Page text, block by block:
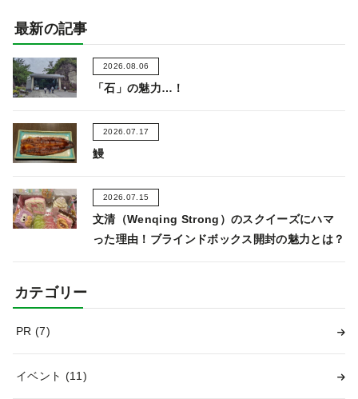
最新の記事
2026.08.06
「石」の魅力…！
2026.07.17
鰻
2026.07.15
文清（Wenqing Strong）のスクイーズにハマ
った理由！ブラインドボックス開封の魅力とは？
カテゴリー
PR(7)
イベント (11)